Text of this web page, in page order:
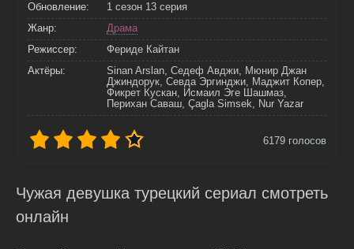
Обновление:
1 сезон 13 серия
Жанр:
Драма
Режиссер:
Фериде Кайтан
Актёры:
Sinan Arslan, Седеф Авджи, Мюнир Джан
Джиндорук, Севда Эргинджи, Маджит Копер,
Фикрет Кускан, Исмаил Эге Шашмаз,
Перихан Саваш, Çagla Simsek, Nur Yazar
6179 голосов
Чужая девушка турецкий сериал смотреть
онлайн